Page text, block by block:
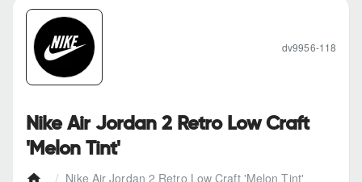
Nike Air Jordan 2 Retro Low Craft 'Melon Tint'
Nike Air Jordan 2 Retro Low Craft
'Melon Tint'
dv9956-118